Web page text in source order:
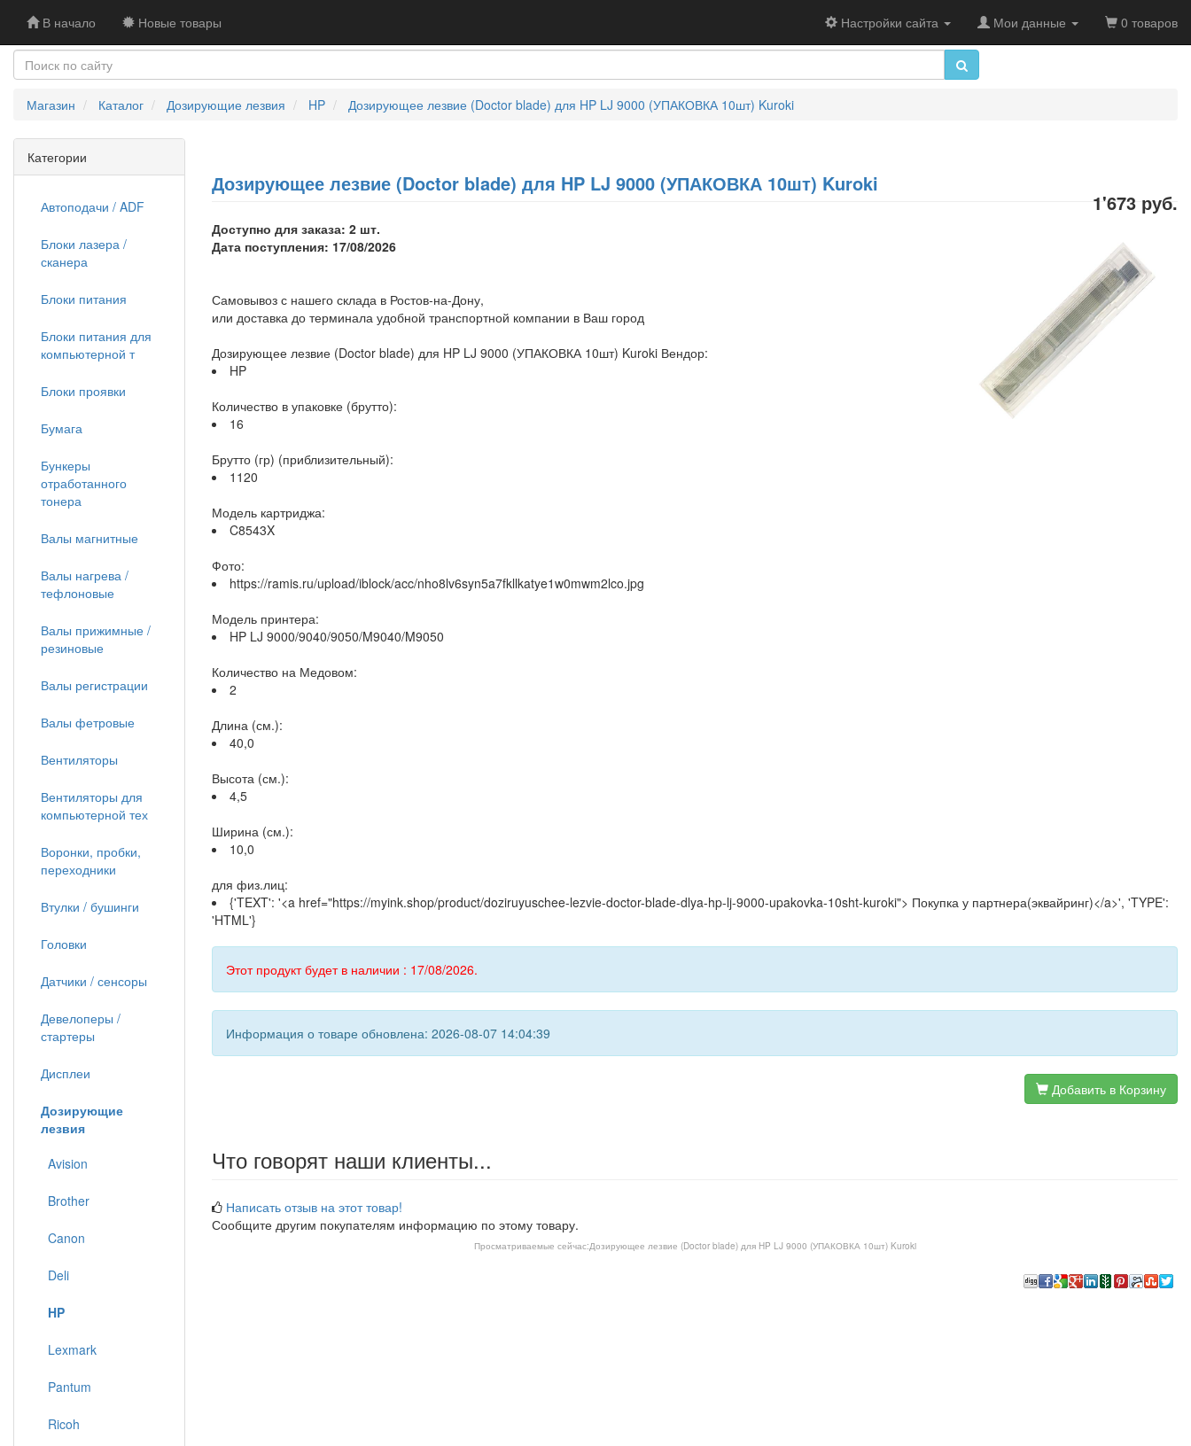
В начало Новые товары Настройки сайта Мои данные 0 товаров
Магазин Каталог Дозирующие лезвия HP Дозирующее лезвие (Doctor blade) для HP LJ 9000 (УПАКОВКА 10шт) Kuroki
Дозирующее лезвие (Doctor blade) для HP LJ 9000 (УПАКОВКА 10шт) Kuroki
1'673 руб.
Доступно для заказа: 2 шт.
Дата поступления: 17/08/2026
Самовывоз с нашего склада в Ростов-на-Дону,
или доставка до терминала удобной транспортной компании в Ваш город
Дозирующее лезвие (Doctor blade) для HP LJ 9000 (УПАКОВКА 10шт) Kuroki Вендор:
HP
Количество в упаковке (брутто):
16
Брутто (гр) (приблизительный):
1120
Модель картриджа:
C8543X
Фото:
https://ramis.ru/upload/iblock/acc/nho8lv6syn5a7fkllkatye1w0mwm2lco.jpg
Модель принтера:
HP LJ 9000/9040/9050/M9040/M9050
Количество на Медовом:
2
Длина (см.):
40,0
Высота (см.):
4,5
Ширина (см.):
10,0
для физ.лиц:
{'TEXT': '<a href="https://myink.shop/product/doziruyuschee-lezvie-doctor-blade-dlya-hp-lj-9000-upakovka-10sht-kuroki"> Покупка у партнера(эквайринг)</a>', 'TYPE':
'HTML'}
Этот продукт будет в наличии : 17/08/2026.
Информация о товаре обновлена: 2026-08-07 14:04:39
Добавить в Корзину
Что говорят наши клиенты...
Написать отзыв на этот товар!
Сообщите другим покупателям информацию по этому товару.
Просматриваемые сейчас:Дозирующее лезвие (Doctor blade) для HP LJ 9000 (УПАКОВКА 10шт) Kuroki
Категории
Автоподачи / ADF
Блоки лазера /
сканера
Блоки питания
Блоки питания для
компьютерной т
Блоки проявки
Бумага
Бункеры
отработанного
тонера
Валы магнитные
Валы нагрева /
тефлоновые
Валы прижимные /
резиновые
Валы регистрации
Валы фетровые
Вентиляторы
Вентиляторы для
компьютерной тех
Воронки, пробки,
переходники
Втулки / бушинги
Головки
Датчики / сенсоры
Девелоперы /
стартеры
Дисплеи
Дозирующие
лезвия
Avision
Brother
Canon
Deli
HP
Lexmark
Pantum
Ricoh